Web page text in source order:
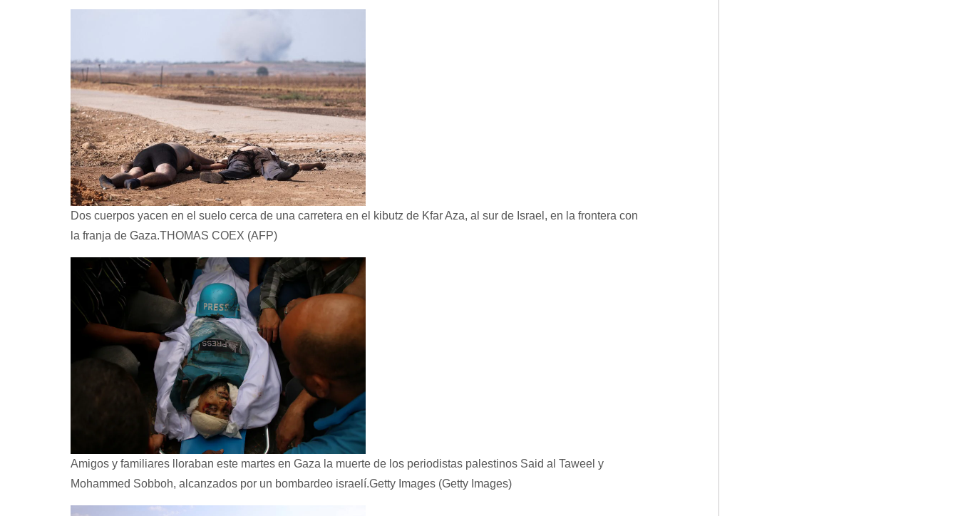
Dos cuerpos yacen en el suelo cerca de una carretera en el kibutz de Kfar Aza, al sur de Israel, en la frontera con
la franja de Gaza.THOMAS COEX (AFP)
Amigos y familiares lloraban este martes en Gaza la muerte de los periodistas palestinos Said al Taweel y
Mohammed Sobboh, alcanzados por un bombardeo israelí.Getty Images (Getty Images)